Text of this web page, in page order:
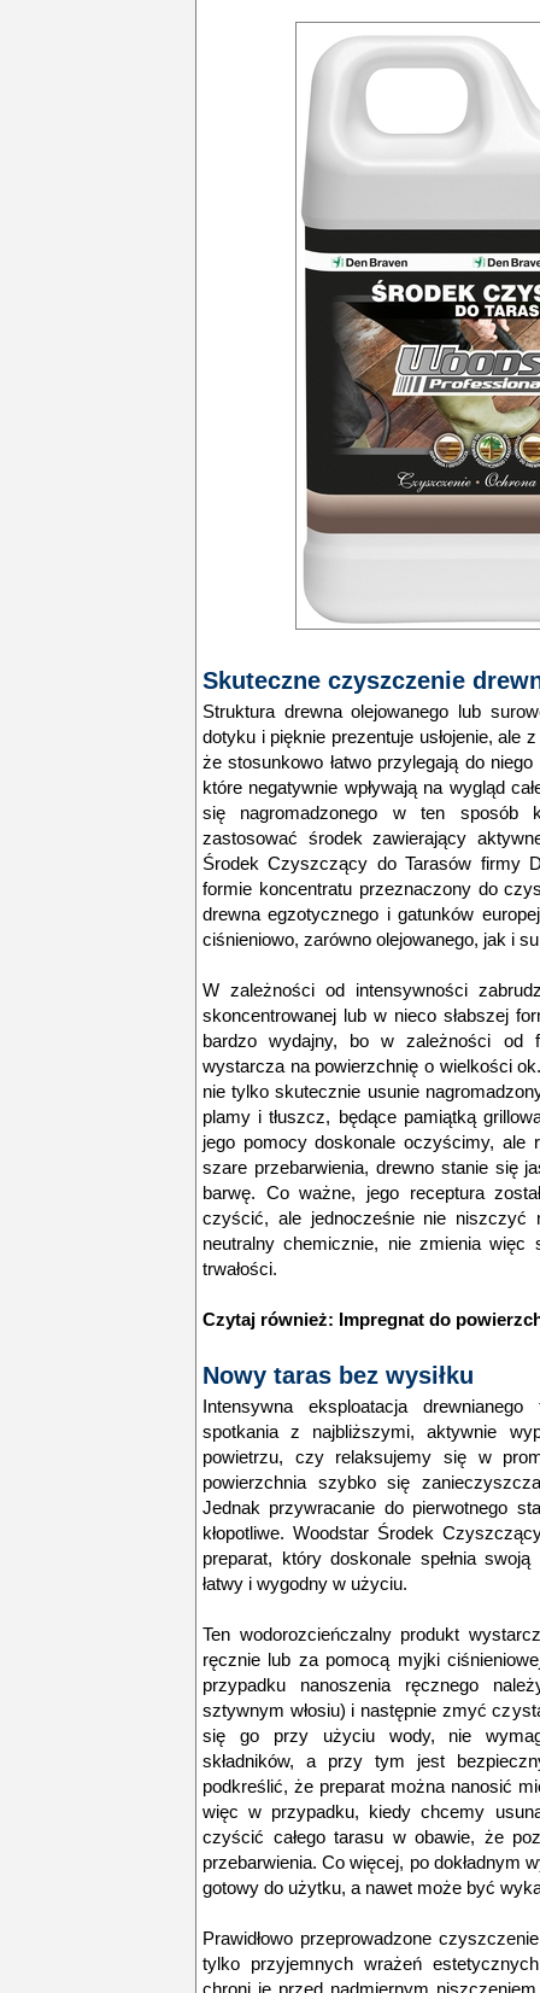
Skuteczne czyszczenie
Struktura drewna olejowanego lub
dotyku i pięknie prezentuje usłojenie, ale
że stosunkowo łatwo przylegają do
które negatywnie wpływają na wygląd
się nagromadzonego w ten sposób
zastosować środek zawierający
Środek Czyszczący do Tarasów firmy
formie koncentratu przeznaczony do
drewna egzotycznego i gatunków
ciśnieniowo, zarówno olejowanego, jak i
W zależności od intensywności
skoncentrowanej lub w nieco słabszej
bardzo wydajny, bo w zależności od
wystarcza na powierzchnię o wielkości
nie tylko skutecznie usunie
plamy i tłuszcz, będące pamiątką
jego pomocy doskonale oczyścimy, ale
szare przebarwienia, drewno stanie się
barwę. Co ważne, jego receptura
czyścić, ale jednocześnie nie niszczyć
neutralny chemicznie, nie zmienia więc
trwałości.
Czytaj również: Impregnat do
Nowy taras bez wysiłku
Intensywna eksploatacja
spotkania z najbliższymi, aktywnie
powietrzu, czy relaksujemy się w
powierzchnia szybko się
Jednak przywracanie do pierwotnego
kłopotliwe. Woodstar Środek
preparat, który doskonale spełnia
łatwy i wygodny w użyciu.
Ten wodorozcieńczalny produkt
ręcznie lub za pomocą myjki
przypadku nanoszenia ręcznego
sztywnym włosiu) i następnie zmyć
się go przy użyciu wody, nie
składników, a przy tym jest
podkreślić, że preparat można nanosić
więc w przypadku, kiedy chcemy
czyścić całego tarasu w obawie, że
przebarwienia. Co więcej, po dokładnym
gotowy do użytku, a nawet może być
Prawidłowo przeprowadzone
tylko przyjemnych wrażeń
chroni je przed nadmiernym